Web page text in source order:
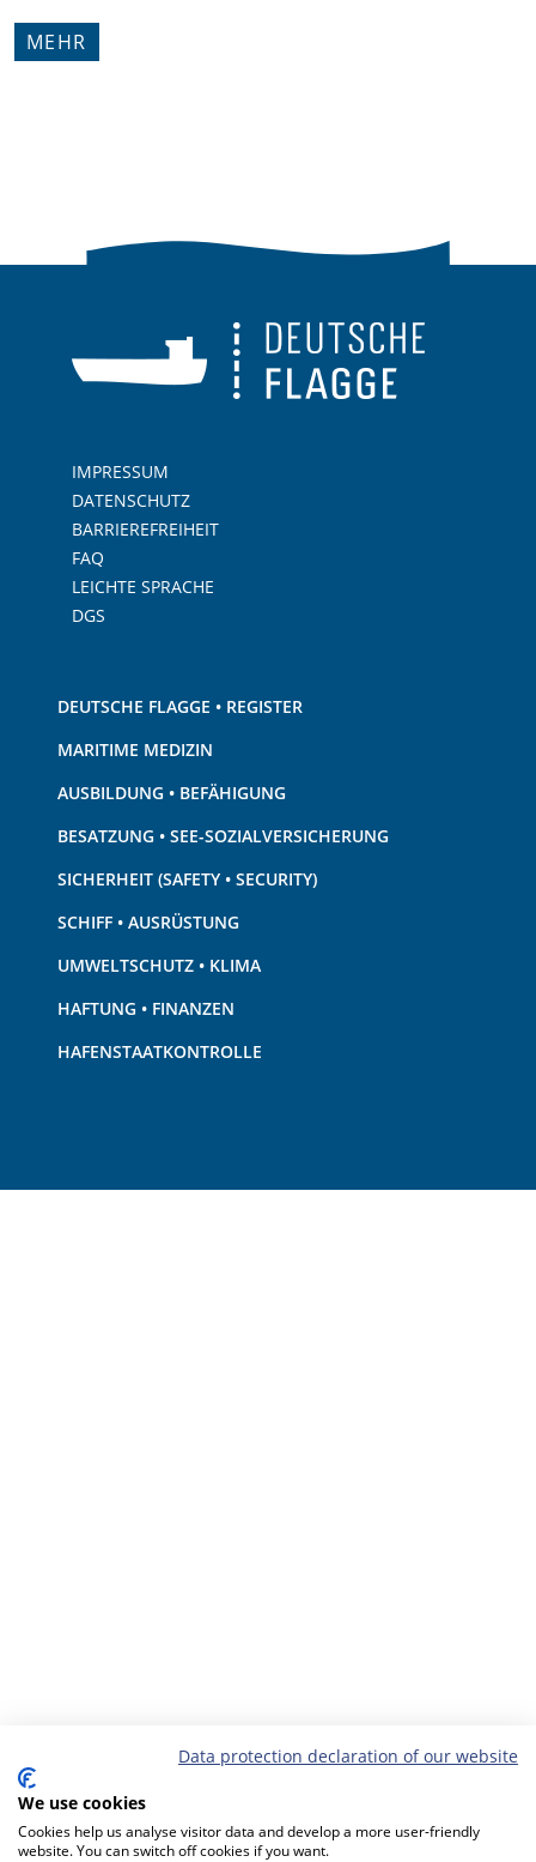
MEHR
IMPRESSUM
DATENSCHUTZ
BARRIEREFREIHEIT
FAQ
LEICHTE SPRACHE
DGS
DEUTSCHE FLAGGE • REGISTER
MARITIME MEDIZIN
AUSBILDUNG • BEFÄHIGUNG
BESATZUNG • SEE-SOZIALVERSICHERUNG
SICHERHEIT (SAFETY • SECURITY)
SCHIFF • AUSRÜSTUNG
UMWELTSCHUTZ • KLIMA
HAFTUNG • FINANZEN
HAFENSTAATKONTROLLE
Data protection declaration of our website
We use cookies
Cookies help us analyse visitor data and develop a more user-friendly
website. You can switch off cookies if you want.